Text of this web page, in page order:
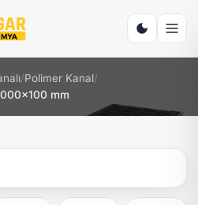
/Polimer Kanal/
mm